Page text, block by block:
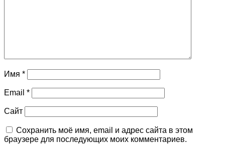
Имя *
Email *
Сайт
Сохранить моё имя, email и адрес сайта в этом
браузере для последующих моих комментариев.